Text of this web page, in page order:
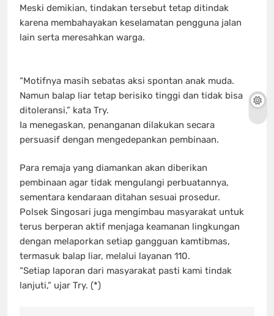
Meski demikian, tindakan tersebut tetap ditindak
karena membahayakan keselamatan pengguna jalan
lain serta meresahkan warga.
“Motifnya masih sebatas aksi spontan anak muda.
Namun balap liar tetap berisiko tinggi dan tidak bisa
ditoleransi,” kata Try.
Ia menegaskan, penanganan dilakukan secara
persuasif dengan mengedepankan pembinaan.
Para remaja yang diamankan akan diberikan
pembinaan agar tidak mengulangi perbuatannya,
sementara kendaraan ditahan sesuai prosedur.
Polsek Singosari juga mengimbau masyarakat untuk
terus berperan aktif menjaga keamanan lingkungan
dengan melaporkan setiap gangguan kamtibmas,
termasuk balap liar, melalui layanan 110.
“Setiap laporan dari masyarakat pasti kami tindak
lanjuti,” ujar Try. (*)